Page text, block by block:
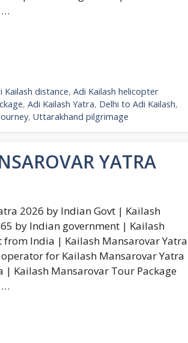
…
Kailash distance,Adi Kailash helicopter
, Adi Kailash Yatra, Delhi to Adi Kailash,
, Uttarakhand pilgrimage
YATRA
2026 by Indian Govt | Kailash
by Indian government | Kailash
from India | Kailash Mansarovar Yatra
for Kailash Mansarovar Yatra
| Kailash Mansarovar Tour Package
…